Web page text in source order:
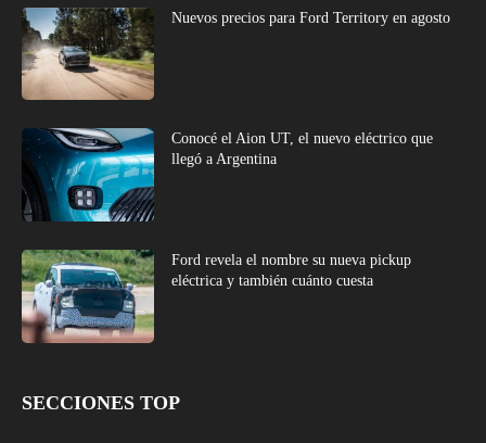
Nuevos precios para Ford Territory en agosto
Conocé el Aion UT, el nuevo eléctrico que
llegó a Argentina
Ford revela el nombre su nueva pickup
eléctrica y también cuánto cuesta
SECCIONES TOP